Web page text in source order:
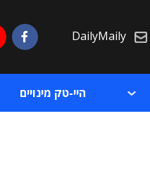
DailyMaily
היי-טק מינויים